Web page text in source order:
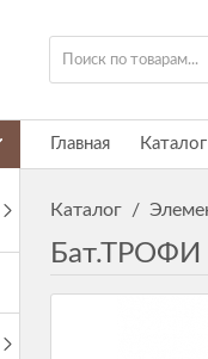
Главная Каталог
Каталог /
Бат.ТРОФИ